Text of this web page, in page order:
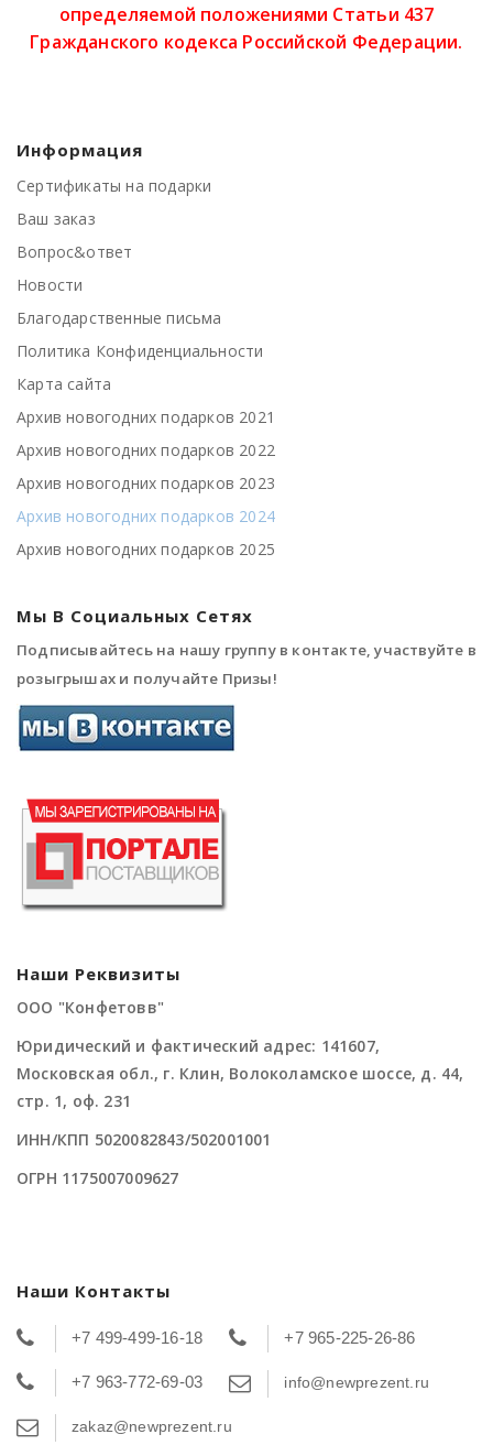
определяемой положениями Статьи 437
Гражданского кодекса Российской Федерации.
Информация
Сертификаты на подарки
Ваш заказ
Вопрос&ответ
Новости
Благодарственные письма
Политика Конфиденциальности
Карта сайта
Архив новогодних подарков 2021
Архив новогодних подарков 2022
Архив новогодних подарков 2023
Архив новогодних подарков 2024
Архив новогодних подарков 2025
Мы В Социальных Сетях
Подписывайтесь на нашу группу в контакте, участвуйте в
розыгрышах и получайте Призы!
Наши Реквизиты
ООО "Конфетовв"
Юридический и фактический адрес: 141607,
Московская обл., г. Клин, Волоколамское шоссе, д. 44,
стр. 1, оф. 231
ИНН/КПП 5020082843/502001001
ОГРН 1175007009627
Наши Контакты
+7 499-499-16-18 +7 965-225-26-86
+7 963-772-69-03 info@newprezent.ru
zakaz@newprezent.ru